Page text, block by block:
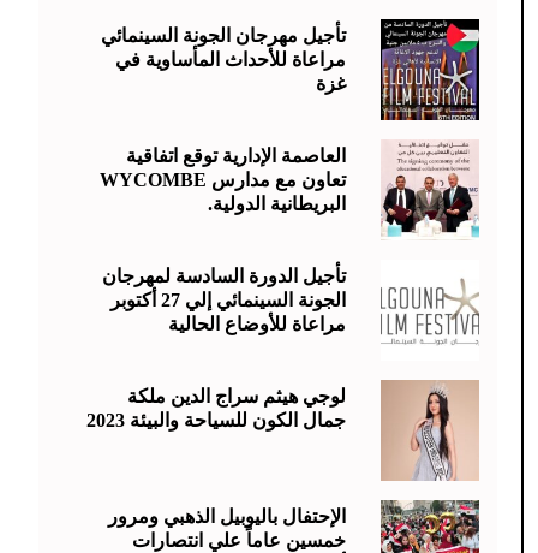
تأجيل مهرجان الجونة السينمائي
مراعاة للأحداث المأساوية في
غزة
العاصمة الإدارية توقع اتفاقية
تعاون مع مدارس WYCOMBE
البريطانية الدولية.
تأجيل الدورة السادسة لمهرجان
الجونة السينمائي إلي 27 أكتوبر
مراعاة للأوضاع الحالية
لوجي هيثم سراج الدين ملكة
جمال الكون للسياحة والبيئة 2023
الإحتفال باليوبيل الذهبي ومرور
خمسين عاماً علي انتصارات